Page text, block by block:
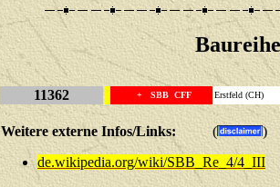
11362 + SBB CFF Erstfeld (CH)
Weitere externe Infos/Links: (
)
de.wikipedia.org/wiki/SBB_Re_4/4_III